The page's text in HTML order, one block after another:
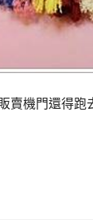
機門還得跑